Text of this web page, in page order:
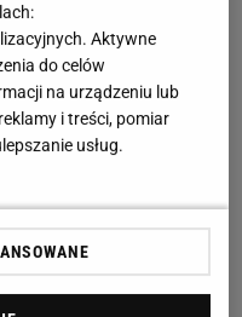
Aktywne
do celów
na urządzeniu lub
i treści, pomiar
usług.